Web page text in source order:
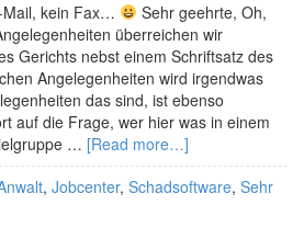
Mail, kein Fax…
Sehr geehrte, Oh,
überreichen wir
Gerichts nebst einem Schriftsatz des
Angelegenheiten wird irgendwas
das sind, ist ebenso
auf die Frage, wer hier was in einem
… [Read more…]
, Jobcenter, Schadsoftware, Sehr